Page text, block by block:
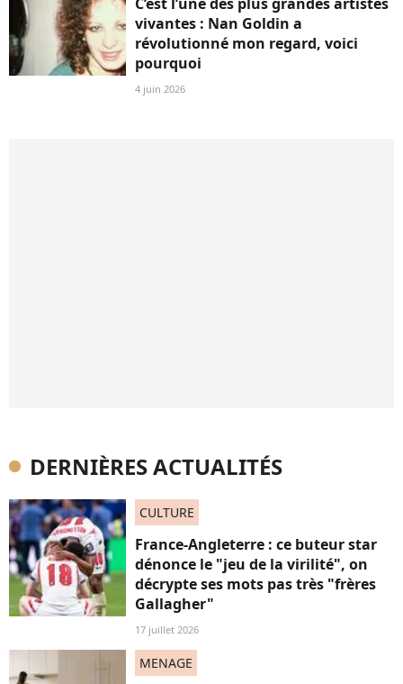
vivantes : Nan Goldin a
révolutionné mon regard, voici
pourquoi
4 juin 2026
DERNIÈRES ACTUALITÉS
CULTURE
France-Angleterre : ce buteur star
dénonce le "jeu de la virilité", on
décrypte ses mots pas très "frères
Gallagher"
17 juillet 2026
MENAGE